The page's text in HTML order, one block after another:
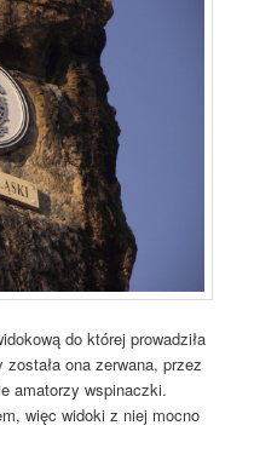
do której prowadziła
ona zerwana, przez
amatorzy wspinaczki.
więc widoki z niej mocno